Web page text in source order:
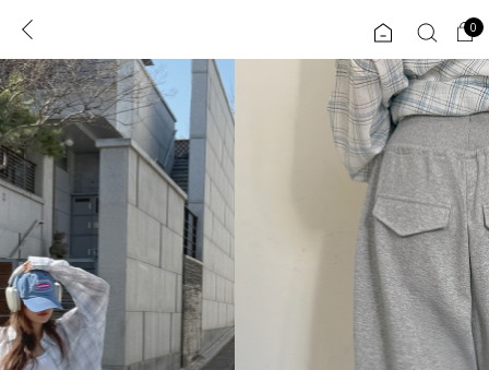
로그인 0
ENG
TW
JP
리뷰 & 혜택 회원혜택 입
CATEGORY COMMUNITY
도착보장⚡
인플루언서 pick!
0